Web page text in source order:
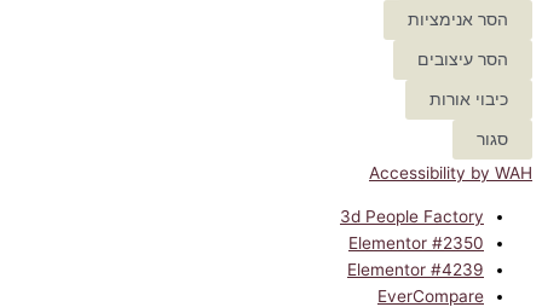
הסר אנימציות
הסר עיצובים
כיבוי אורות
סגור
Accessibility by WAH
3d People Factory
Elementor #2350
Elementor #4239
EverCompare